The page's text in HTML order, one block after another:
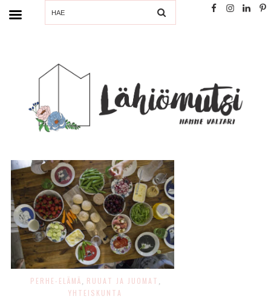
SEARCH
PERHE-ELÄMÄ RUUAT JA JUOMAT
YHTEISKUNTA